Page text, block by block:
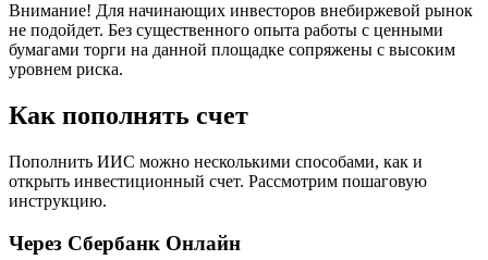
Внимание! Для начинающих инвесторов внебиржевой рынок
не подойдет. Без существенного опыта работы с ценными
бумагами торги на данной площадке сопряжены с высоким
уровнем риска.
Как пополнять счет
Пополнить ИИС можно несколькими способами, как и
открыть инвестиционный счет. Рассмотрим пошаговую
инструкцию.
Через Сбербанк Онлайн